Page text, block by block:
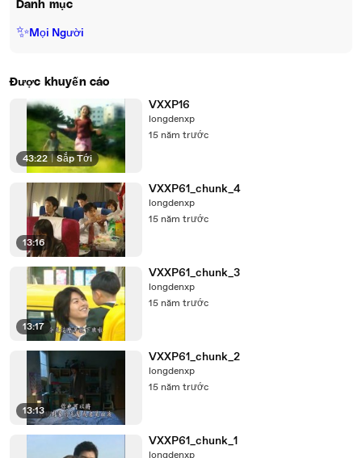
Danh mục
✨Mọi Người
Được khuyến cáo
43:22 | Sắp Tới
VXXP16
longdenxp
15 năm trước
13:16
VXXP61_chunk_4
longdenxp
15 năm trước
13:17
VXXP61_chunk_3
longdenxp
15 năm trước
13:13
VXXP61_chunk_2
longdenxp
15 năm trước
VXXP61_chunk_1